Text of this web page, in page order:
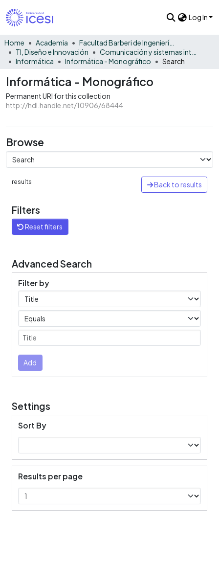
Log In
Home Academia
Facultad Barberi de Ingeniería, Diseño y Ciencias Aplicadas
TI, Diseño e Innovación
Informática
Informática - Monográfico Search
Informática - Monográfico
Permanent URI for this collection
http://hdl.handle.net/10906/68444
Browse
results Back to results
Filters
Reset filters
Advanced Search
Filter by
Filters
Operators
Submit
Add
Settings
Sort By
Results per page